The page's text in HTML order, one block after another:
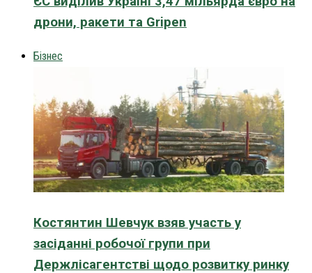
дрони, ракети та Gripen
Бізнес
Костянтин Шевчук взяв участь у
засіданні робочої групи при
Держлісагентстві щодо розвитку ринку